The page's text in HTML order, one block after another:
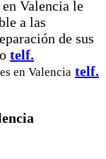
Valencia le
a las
de sus
telf.
en Valencia telf.